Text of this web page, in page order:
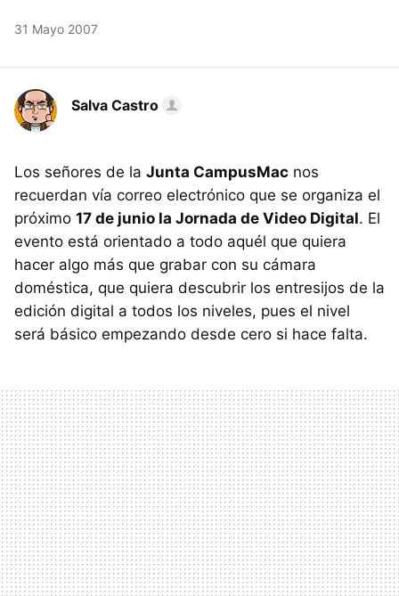
31 Mayo 2007
Salva Castro
Los señores de la Junta CampusMac nos
recuerdan vía correo electrónico que se organiza el
próximo 17 de junio la Jornada de Video Digital. El
evento está orientado a todo aquél que quiera
hacer algo más que grabar con su cámara
doméstica, que quiera descubrir los entresijos de la
edición digital a todos los niveles, pues el nivel
será básico empezando desde cero si hace falta.